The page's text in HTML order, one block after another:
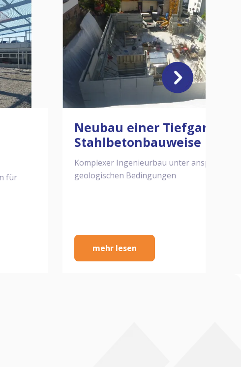
für
Neubau einer Tiefgarage
Stahlbetonbauweise
Komplexer Ingenieurbau unter
geologischen Bedingungen
mehr lesen